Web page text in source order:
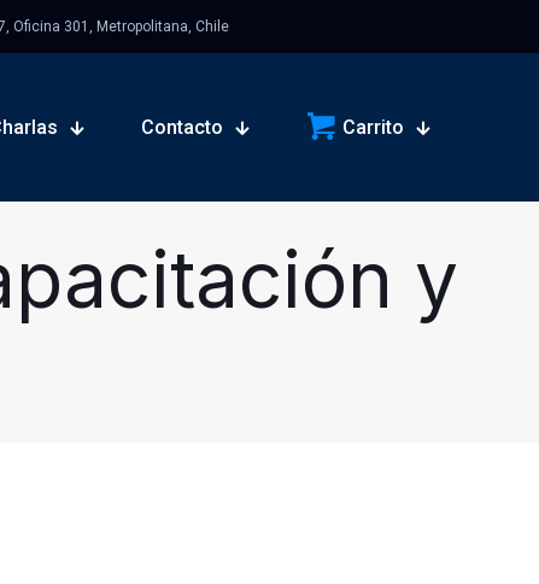
Oficina 301, Metropolitana, Chile
Contacto Carrito
y